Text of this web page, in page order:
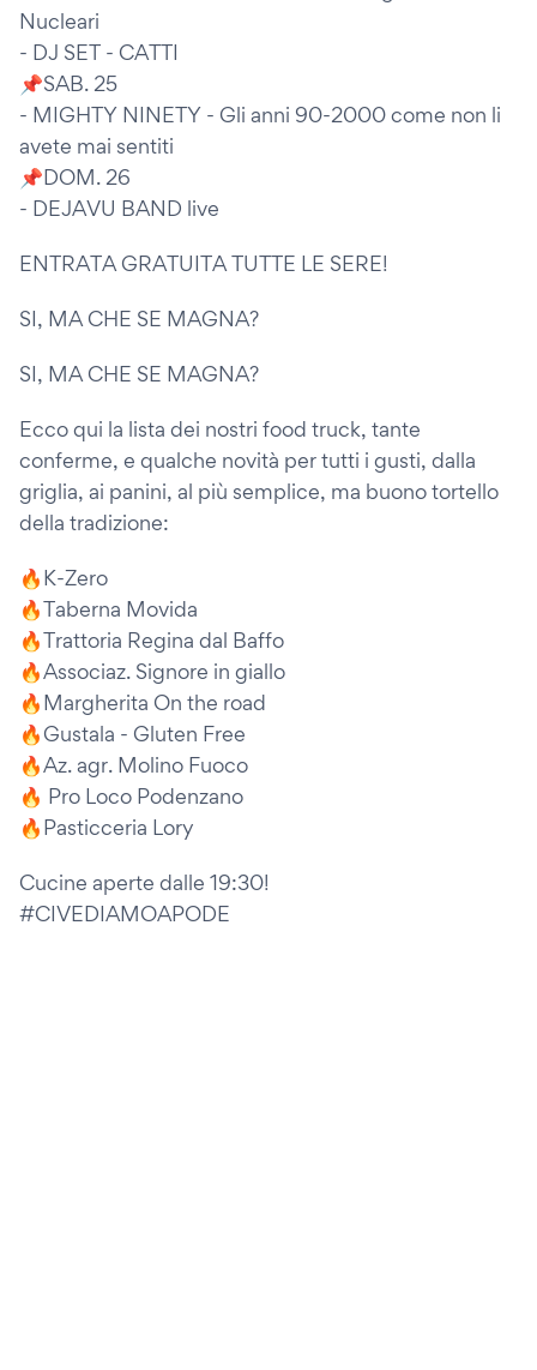
Nucleari
- DJ SET - CATTI
📌SAB. 25
- MIGHTY NINETY - Gli anni 90-2000 come non li
avete mai sentiti
📌DOM. 26
- DEJAVU BAND live
ENTRATA GRATUITA TUTTE LE SERE!
SI, MA CHE SE MAGNA?
SI, MA CHE SE MAGNA?
Ecco qui la lista dei nostri food truck, tante
conferme, e qualche novità per tutti i gusti, dalla
griglia, ai panini, al più semplice, ma buono tortello
della tradizione:
🔥K-Zero
🔥Taberna Movida
🔥Trattoria Regina dal Baffo
🔥Associaz. Signore in giallo
🔥Margherita On the road
🔥Gustala - Gluten Free
🔥Az. agr. Molino Fuoco
🔥 Pro Loco Podenzano
🔥Pasticceria Lory
Cucine aperte dalle 19:30!
#CIVEDIAMOAPODE